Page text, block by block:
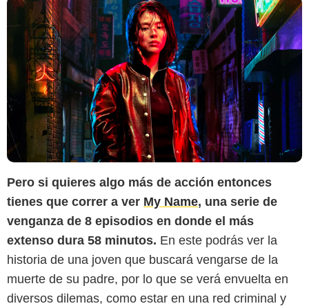
Pero si quieres algo más de acción entonces
tienes que correr a ver My Name, una serie de
venganza de 8 episodios en donde el más
extenso dura 58 minutos. En este podrás ver la
historia de una joven que buscará vengarse de la
muerte de su padre, por lo que se verá envuelta en
diversos dilemas, como estar en una red criminal y